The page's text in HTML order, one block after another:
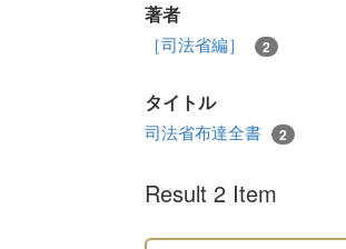
著者
［司法省編］ 2
タイトル
司法省布達全書 2
Result 2 Item